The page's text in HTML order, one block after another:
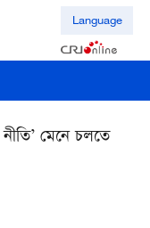
Language
মেনে চলতে